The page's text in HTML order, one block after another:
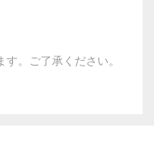
。ご了承ください。